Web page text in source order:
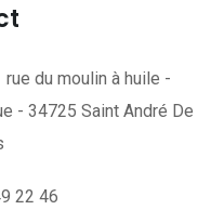
du moulin à huile -
- 34725 Saint André De
22 46